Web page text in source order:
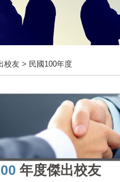
校友 > 民國100年度
年度傑出校友